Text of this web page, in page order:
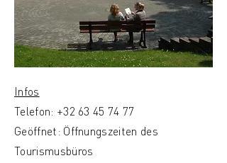
Infos
Telefon: +32 63 45 74 77
Geöffnet: Öffnungszeiten des
Tourismusbüros